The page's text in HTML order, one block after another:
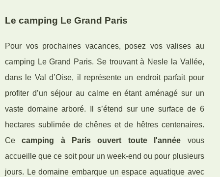
Le camping Le Grand Paris
Pour vos prochaines vacances, posez vos valises au
camping Le Grand Paris. Se trouvant à Nesle la Vallée,
dans le Val d’Oise, il représente un endroit parfait pour
profiter d’un séjour au calme en étant aménagé sur un
vaste domaine arboré. Il s’étend sur une surface de 6
hectares sublimée de chênes et de hêtres centenaires.
Cecamping à Paris ouvert toute l'année vous
accueille que ce soit pour un week-end ou pour plusieurs
jours. Le domaine embarque un espace aquatique avec